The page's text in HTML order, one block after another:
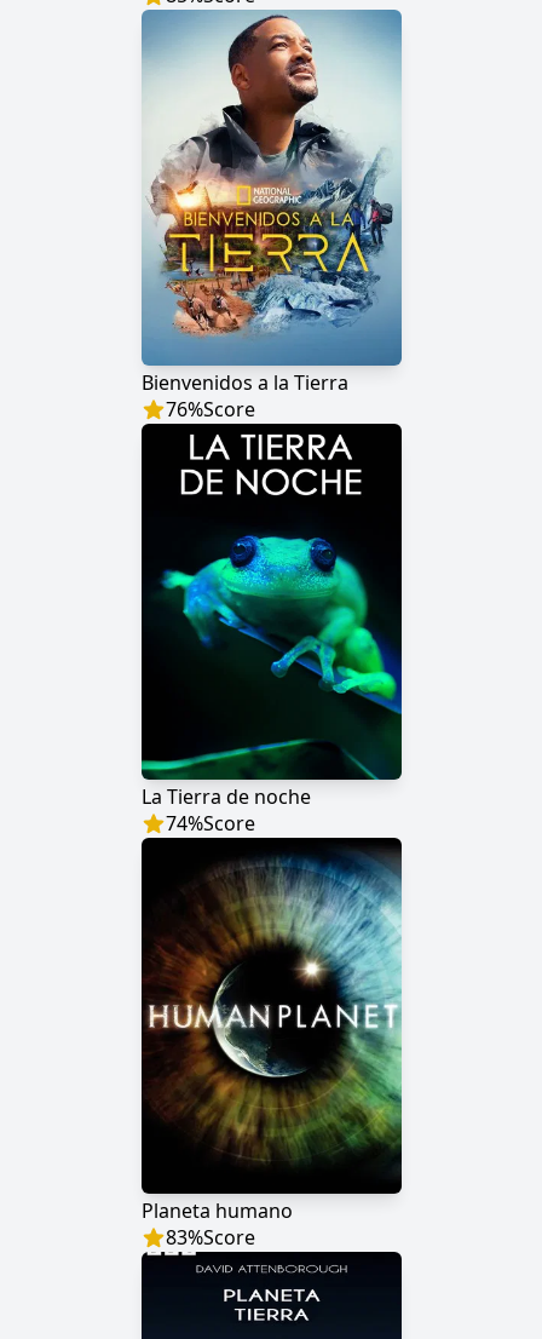
Bienvenidos a la Tierra
76%Score
La Tierra de noche
74%Score
Planeta humano
83%Score